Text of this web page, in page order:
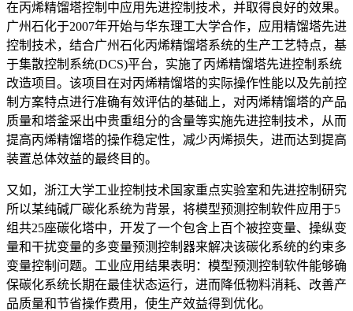
在丙烯精馏塔控制中应用先进控制技术，并取得良好的效果。
广州石化于2007年开始与华东理工大学合作，应用精馏塔先进
控制技术，结合广州石化丙烯精馏塔系统的生产工艺特点，基
于集散控制系统(DCS)平台，实施了丙烯精馏塔先进控制系统
改造项目。该项目在对丙烯精馏塔的实际操作性能以及先前控
制方案特点进行准确有效评估的基础上，对丙烯精馏塔的产品
质量和塔釜采出中贵重组分的含量等实施先进控制技术，从而
提高丙烯精馏塔的操作稳定性，减少丙烯损失，进而达到提高
装置总体效益的最终目的。
又如，浙江大学工业控制技术国家重点实验室和先进控制研究
所以某纯碱厂碳化系统为背景，将模型预测控制软件应用于5
组共25座碳化塔中，开发了一个包含上百个被控变量、操纵变
量和干扰变量的多变量预测控制器来解决该碳化系统的约束多
变量控制问题。工业应用结果表明：模型预测控制软件能够确
保碳化系统长期在最佳状态运行，进而降低物料消耗、改善产
品质量和节省操作费用，使生产效益得到优化。